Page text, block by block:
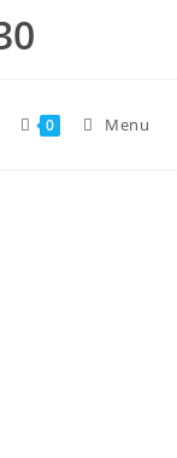
0 Menu